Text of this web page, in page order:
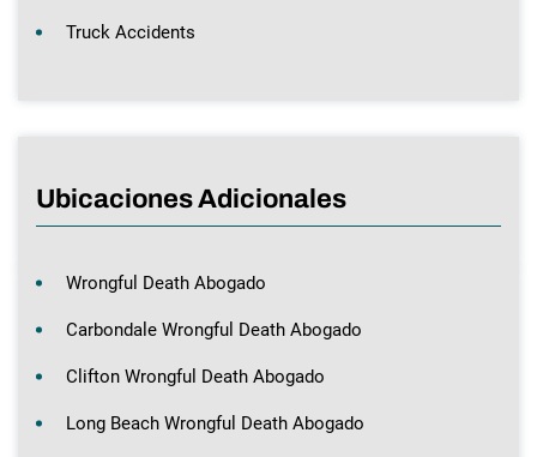
Truck Accidents
Ubicaciones Adicionales
Wrongful Death Abogado
Carbondale Wrongful Death Abogado
Clifton Wrongful Death Abogado
Long Beach Wrongful Death Abogado